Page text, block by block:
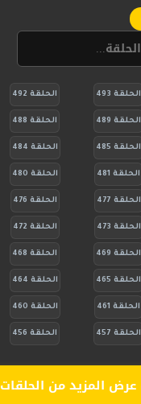
الحلقة 493 الحلقة 492
الحلقة 489 الحلقة 488
الحلقة 485 الحلقة 484
الحلقة 481 الحلقة 480
الحلقة 477 الحلقة 476
الحلقة 473 الحلقة 472
الحلقة 469 الحلقة 468
الحلقة 465 الحلقة 464
الحلقة 461 الحلقة 460
الحلقة 457 الحلقة 456
عرض المزيد من الحلقات